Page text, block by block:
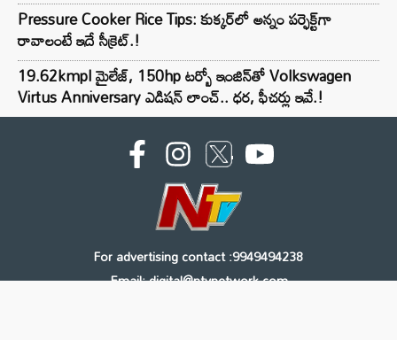
Pressure Cooker Rice Tips: కుక్కర్‌లో అన్నం పర్ఫెక్ట్‌గా
రావాలంటే ఇదే సీక్రెట్.!
19.62kmpl మైలేజ్, 150hp టర్బో ఇంజిన్‌తో Volkswagen
Virtus Anniversary ఎడిషన్ లాంచ్.. ధర, ఫీచర్లు ఇవే.!
For advertising contact :9949494238
Email: digital@ntvnetwork.com